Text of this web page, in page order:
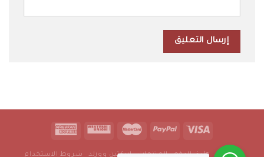
من نحن طرق الدفع المنتجات اريكتين وورلد شروط الاستخدام